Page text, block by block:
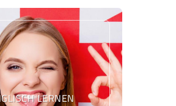
LERNEN